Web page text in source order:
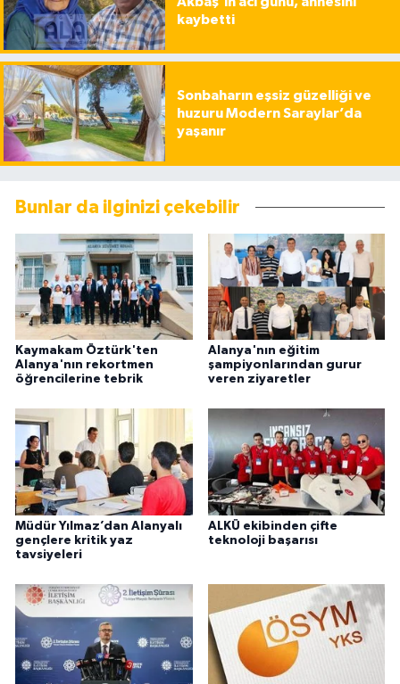
kaybetti
Sonbaharın eşsiz güzelliği ve
huzuru Modern Saraylar’da
yaşanır
Bunlar da ilginizi çekebilir
Kaymakam Öztürk'ten
Alanya'nın rekortmen
öğrencilerine tebrik
Alanya'nın eğitim
şampiyonlarından gurur
veren ziyaretler
Müdür Yılmaz’dan Alanyalı
gençlere kritik yaz
tavsiyeleri
ALKÜ ekibinden çifte
teknoloji başarısı